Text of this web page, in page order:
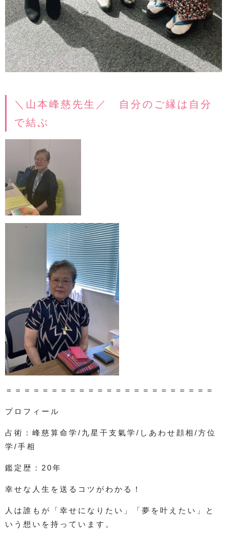
＼山本峰慈先生／ 自分のご縁は自分
で結ぶ
＝＝＝＝＝＝＝＝＝＝＝＝＝＝＝＝＝＝＝＝＝＝＝
プロフィール
占術：峰慈算命学/九星干支氣学/しあわせ顔相/方位
学/手相
鑑定歴：20年
幸せな人生を送るコツがわかる！
人は誰もが「幸せになりたい」「夢を叶えたい」と
いう想いを持っています。